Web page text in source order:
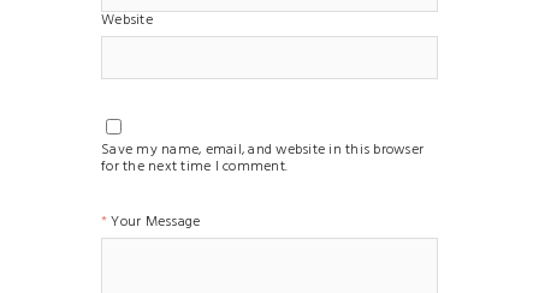
Website
Save my name, email, and website in this browser
for the next time I comment.
Your Message